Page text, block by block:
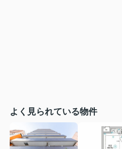
よく見られている物件